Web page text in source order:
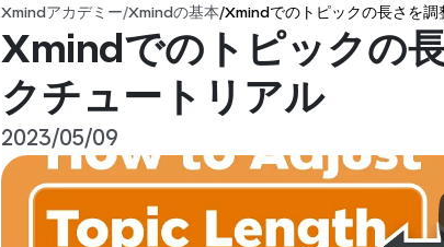
Xmindアカデミー/Xmindの基本/Xmindでのトピックの長さを
Xmindでのトピックの
クチュートリアル
2023/05/09